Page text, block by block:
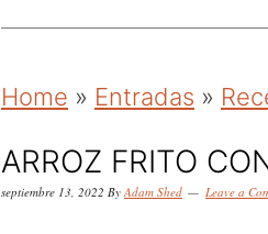
t
o
p
t
o
m
t
o
p
Home » Entradas »
ARROZ FRITO
septiembre 13, 2022 ByAdam Shed Leave a